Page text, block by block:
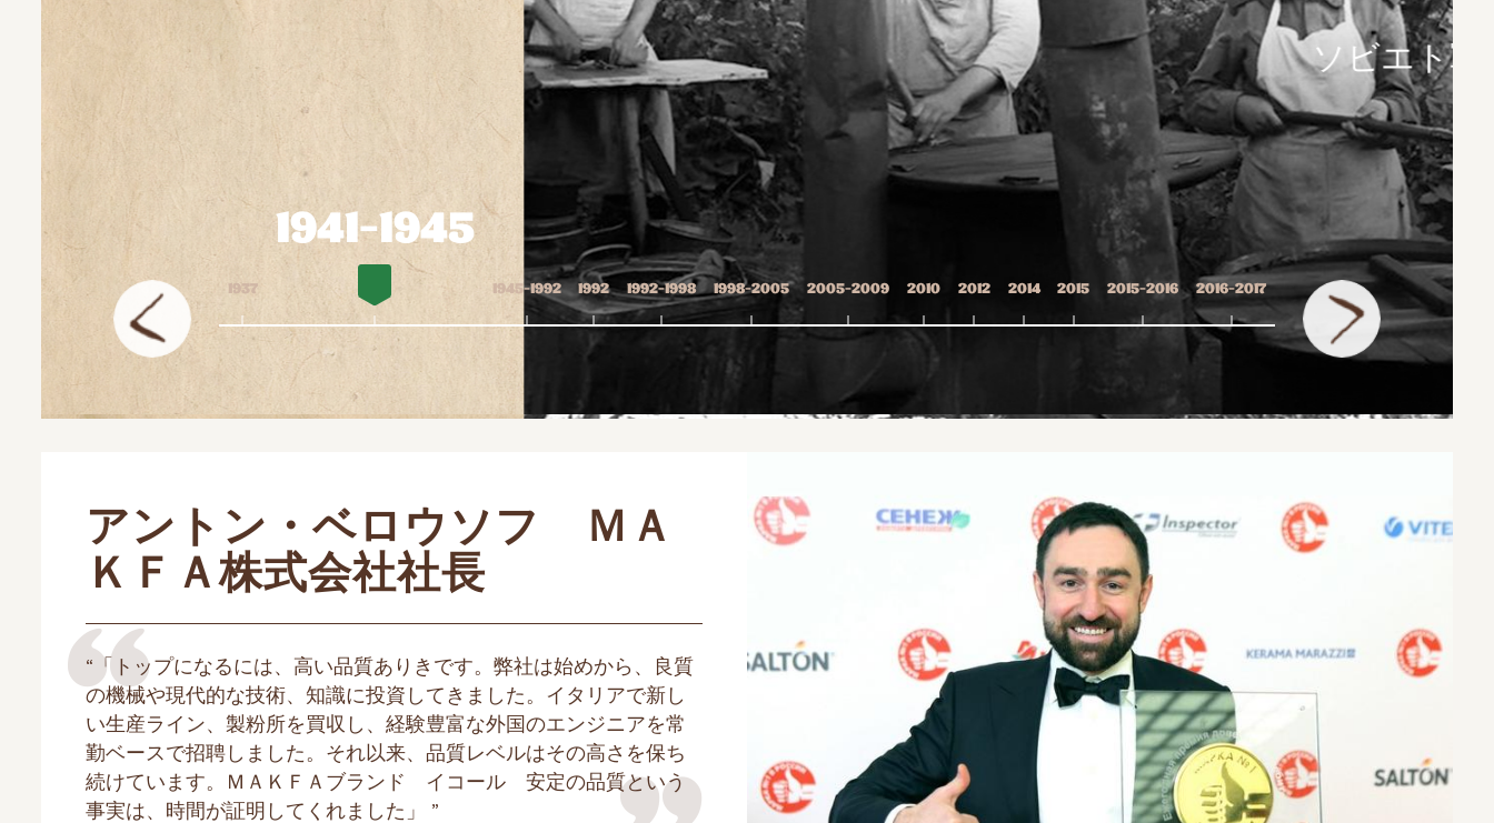
ソビエト軍に戦略的重要食品を納入
1937
1941-1945
1945-1992 1992 1992-1998 1998-2005 2005-2009 2010 2012 2014 2015 2015-2016 2016-2017
アントン・ベロウソフ ＭＡ
ＫＦＡ株式会社社長
“「トップになるには、高い品質ありきです。弊社は始めから、良質
の機械や現代的な技術、知識に投資してきました。イタリアで新し
い生産ライン、製粉所を買収し、経験豊富な外国のエンジニアを常
勤ベースで招聘しました。それ以来、品質レベルはその高さを保ち
続けています。ＭＡＫＦＡブランド イコール 安定の品質という
事実は、時間が証明してくれました」 ”